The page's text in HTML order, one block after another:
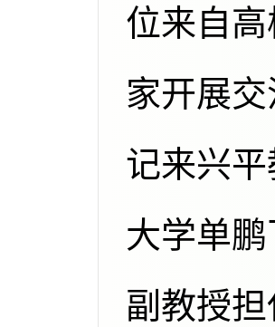
位来自
家开展
记来兴
大学单
副教授